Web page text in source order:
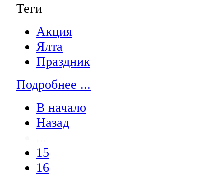
Теги
Акция
Ялта
Праздник
Подробнее ...
В начало
Назад
15
16